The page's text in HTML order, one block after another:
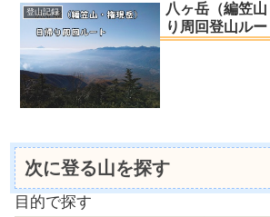
登山記録
八ヶ岳（編笠
り周回登山ルー
次に登る山を探す
目的で探す